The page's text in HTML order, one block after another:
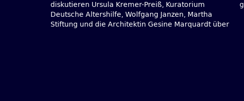
diskutieren Ursula Kremer-Preiß, Kuratorium
Deutsche Altershilfe, Wolfgang Janzen, Martha
Stiftung und die Architektin Gesine Marquardt über